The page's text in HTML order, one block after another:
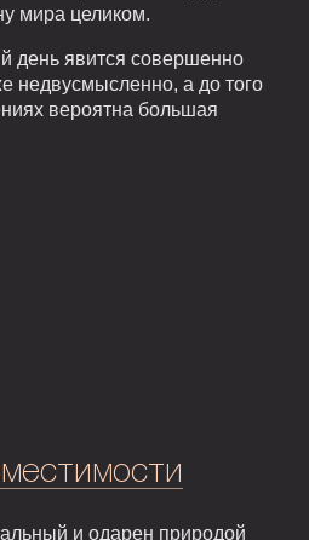
мира целиком.
день явится совершенно
недвусмысленно, а до того
вероятна большая
и одарен природой